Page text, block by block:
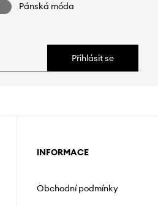
Pánská móda
Přihlásit se
INFORMACE
Obchodní podmínky